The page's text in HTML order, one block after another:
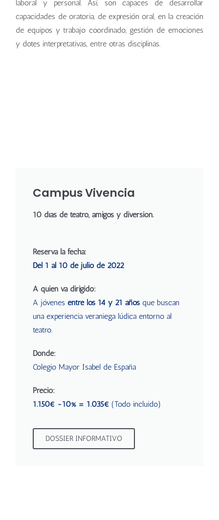
laboral y personal. Así, son capaces de desarrollar
capacidades de oratoria, de expresión oral, en la creación
de equipos y trabajo coordinado, gestión de emociones
y dotes interpretativas, entre otras disciplinas.
Campus Vivencia
10 días de teatro, amigos y diversión.
Reserva la fecha:
Del 1 al 10 de julio de 2022
A quién va dirigido:
A jóvenes entre los 14 y 21 años que buscan
una experiencia veraniega lúdica entorno al
teatro.
Dónde:
Colegio Mayor Isabel de España
Precio:
1.150€ -10% = 1.035€ (Todo incluido)
DOSSIER INFORMATIVO